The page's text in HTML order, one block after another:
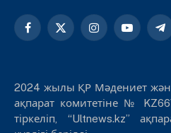
Facebook
X
InstagramYouTube
2024 жылы ҚР Мәдениет және
ақпарат комитетіне №
тіркеліп, “Ultnews.kz”